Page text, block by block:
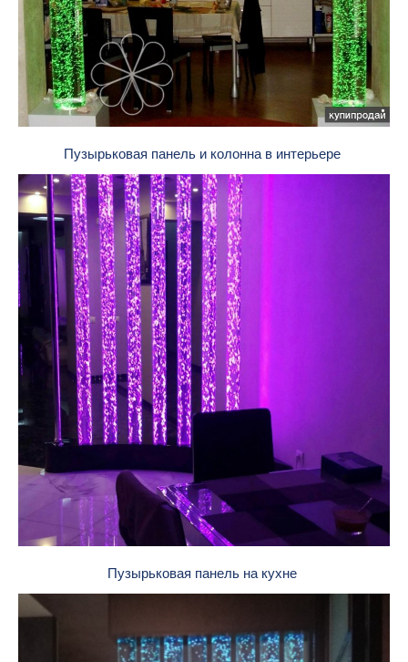
Пузырьковая панель и колонна в интерьере
Пузырьковая панель на кухне